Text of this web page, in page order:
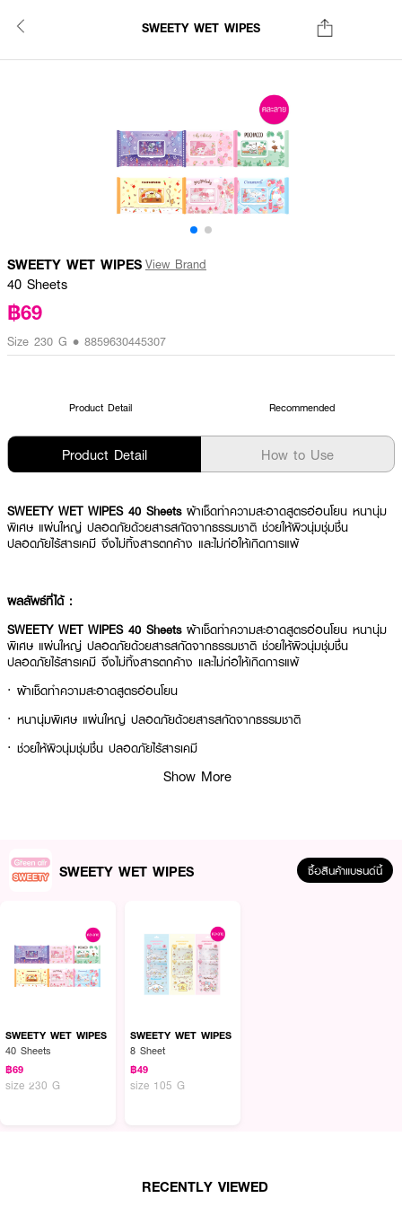
SWEETY WET WIPES
SWEETY WET WIPES View Brand
40 Sheets
฿69
Size 230 G • 8859630445307
Product Detail Recommended
Product Detail How to Use
SWEETY WET WIPES 40 Sheets ผ้าเช็ดทำความสะอาดสูตรอ่อนโยน หนานุ่ม
พิเศษ แผ่นใหญ่ ปลอดภัยด้วยสารสกัดจากธรรมชาติ ช่วยให้ผิวนุ่มชุ่มชื่น
ปลอดภัยไร้สารเคมี จึงไม่ทิ้งสารตกค้าง และไม่ก่อให้เกิดการแพ้
ผลลัพธ์ที่ได้ :
SWEETY WET WIPES 40 Sheets ผ้าเช็ดทำความสะอาดสูตรอ่อนโยน หนานุ่ม
พิเศษ แผ่นใหญ่ ปลอดภัยด้วยสารสกัดจากธรรมชาติ ช่วยให้ผิวนุ่มชุ่มชื่น
ปลอดภัยไร้สารเคมี จึงไม่ทิ้งสารตกค้าง และไม่ก่อให้เกิดการแพ้
· ผ้าเช็ดทำความสะอาดสูตรอ่อนโยน
· หนานุ่มพิเศษ แผ่นใหญ่ ปลอดภัยด้วยสารสกัดจากธรรมชาติ
· ช่วยให้ผิวนุ่มชุ่มชื่น ปลอดภัยไร้สารเคมี
· ไม่ทิ้งสารตกค้าง และไม่ก่อให้เกิดการแพ้
How To Use :
Show More
SWEETY WET WIPES ซื้อสินค้าแบรนด์นี้
SWEETY WET WIPES
40 Sheets
฿69
size 230 G
SWEETY WET WIPES
8 Sheet
฿49
size 105 G
RECENTLY VIEWED